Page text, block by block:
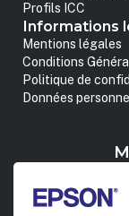
Profils ICC
Informations
Mentions légales
Conditions
Politique de
Données